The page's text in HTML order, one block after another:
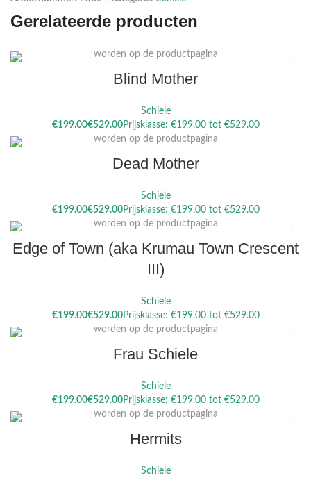
Gerelateerde producten
worden op de productpagina
Blind Mother
Schiele
€
€
Dit product heeft meerdere variaties. Deze optie kan gekozen
worden op de productpagina
Dead Mother
Schiele
€
€
Dit product heeft meerdere variaties. Deze optie kan gekozen
worden op de productpagina
Edge of Town (aka Krumau Town Crescent
III)
Schiele
€
€
Dit product heeft meerdere variaties. Deze optie kan gekozen
worden op de productpagina
Frau Schiele
Schiele
€
€
Dit product heeft meerdere variaties. Deze optie kan gekozen
worden op de productpagina
Hermits
Schiele